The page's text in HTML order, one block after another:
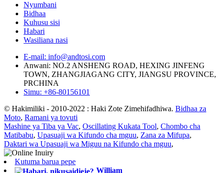
Nyumbani
Bidhaa
Kuhusu sisi
Habari
Wasiliana nasi
E-mail: info@andtosi.com
Anwani: NO.2 ANSHENG ROAD, HEXING JINFENG
TOWN, ZHANGJIAGANG CITY, JIANGSU PROVINCE,
PRCHINA
Simu: +86-80156101
© Hakimiliki - 2010-2022 : Haki Zote Zimehifadhiwa. Bidhaa za
Moto, Ramani ya tovuti
Mashine ya Tiba ya Vac, Oscillating Kukata Tool, Chombo cha
Matibabu, Upasuaji wa Kifundo cha mguu, Zana za Mifupa,
Daktari wa Upasuaji wa Miguu na Kifundo cha mguu,
Kutuma barua pepe
William